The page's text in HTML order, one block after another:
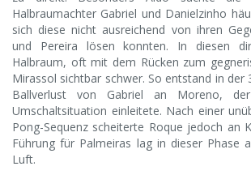
Halbraumachter Gabriel und Danielzinho
sich diese nicht ausreichend von ihren
und Pereira lösen konnten. In diesen
Halbraum, oft mit dem Rücken zum
Mirassol sichtbar schwer. So entstand in der
Ballverlust von Gabriel an Moreno,
Umschaltsituation einleitete. Nach einer
Pong-Sequenz scheiterte Roque jedoch an
Führung für Palmeiras lag in dieser Phase
Luft.